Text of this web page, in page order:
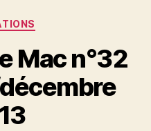
Mac n°32